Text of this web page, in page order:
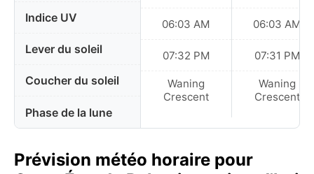
Indice UV
Lever du soleil
Coucher du soleil
Phase de la lune
06:03 AM
07:32 PM
Waning
Crescent
06:03 AM
07:31 PM
Waning
Crescent
Prévision météo horaire pour